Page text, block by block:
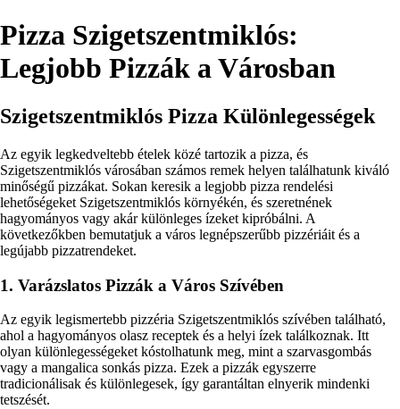
Pizza Szigetszentmiklós:
Legjobb Pizzák a Városban
Szigetszentmiklós Pizza Különlegességek
Az egyik legkedveltebb ételek közé tartozik a pizza, és
Szigetszentmiklós városában számos remek helyen találhatunk kiváló
minőségű pizzákat. Sokan keresik a legjobb pizza rendelési
lehetőségeket Szigetszentmiklós környékén, és szeretnének
hagyományos vagy akár különleges ízeket kipróbálni. A
következőkben bemutatjuk a város legnépszerűbb pizzériáit és a
legújabb pizzatrendeket.
1. Varázslatos Pizzák a Város Szívében
Az egyik legismertebb pizzéria Szigetszentmiklós szívében található,
ahol a hagyományos olasz receptek és a helyi ízek találkoznak. Itt
olyan különlegességeket kóstolhatunk meg, mint a szarvasgombás
vagy a mangalica sonkás pizza. Ezek a pizzák egyszerre
tradicionálisak és különlegesek, így garantáltan elnyerik mindenki
tetszését.